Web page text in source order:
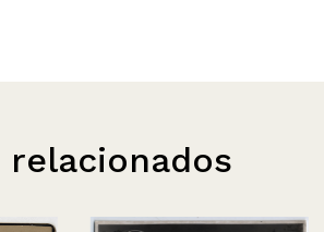
relacionados